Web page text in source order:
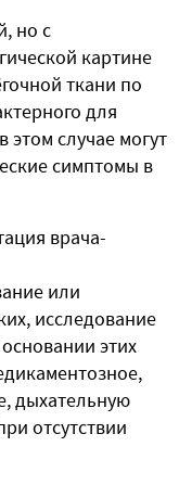
но с
картине
ткани по
для
случае могут
симптомы в
врача-
или
исследование
этих
дыхательную
отсутствии